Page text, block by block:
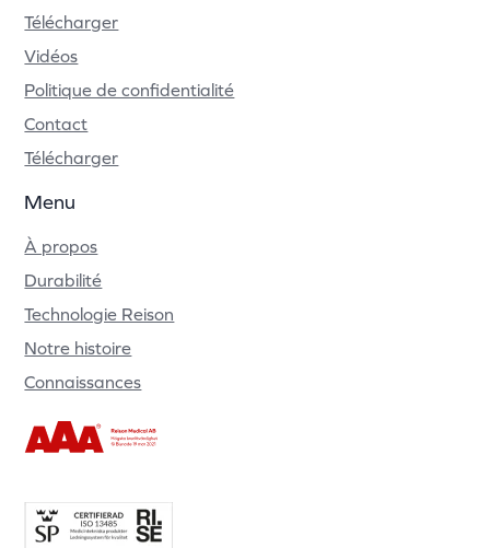
Télécharger
Vidéos
Politique de confidentialité
Contact
Télécharger
Menu
À propos
Durabilité
Technologie Reison
Notre histoire
Connaissances